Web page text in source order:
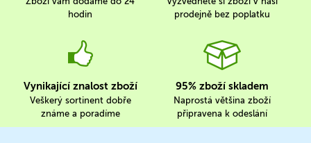
hodin
prodejně bez poplatku
Vynikající znalost zboží
Veškerý sortinent dobře
známe a poradíme
95% zboží skladem
Naprostá většina zboží
připravena k odeslání